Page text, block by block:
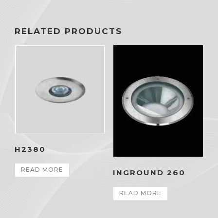
RELATED PRODUCTS
H2380
READ MORE INGROUND 260
READ MORE